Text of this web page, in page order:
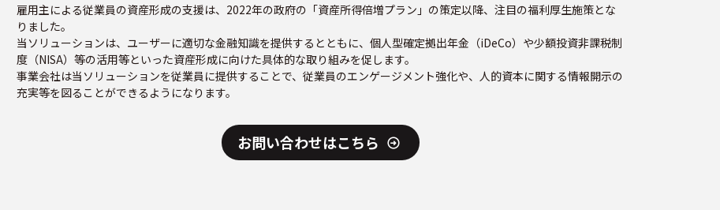
雇用主による従業員の資産形成の支援は、2022年の政府の「資産所得倍増プラン」の策定以降、注目の福利厚生施策とな
りました。
当ソリューションは、ユーザーに適切な金融知識を提供するとともに、個人型確定拠出年金（iDeCo）や少額投資非課税制
度（NISA）等の活用等といった資産形成に向けた具体的な取り組みを促します。
事業会社は当ソリューションを従業員に提供することで、従業員のエンゲージメント強化や、人的資本に関する情報開示の
充実等を図ることができるようになります。
お問い合わせはこちら